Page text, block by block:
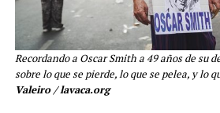
Recordando a Oscar Smith a 49 años de su
sobre lo que se pierde, lo que se pelea, y lo
Valeiro / lavaca.org